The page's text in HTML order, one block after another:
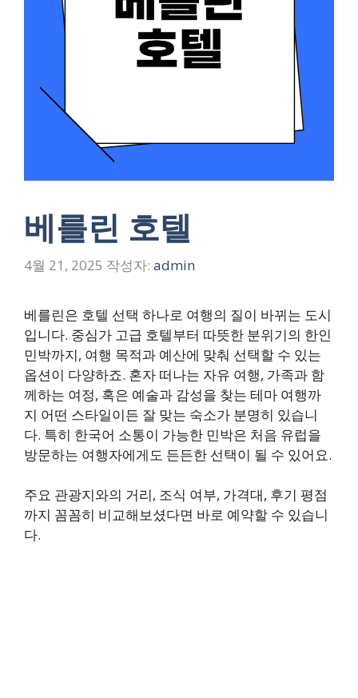
베를린 호텔
4월 21, 2025 작성자: admin
베를린은 호텔 선택 하나로 여행의 질이 바뀌는 도시
입니다. 중심가 고급 호텔부터 따뜻한 분위기의 한인
민박까지, 여행 목적과 예산에 맞춰 선택할 수 있는
옵션이 다양하죠. 혼자 떠나는 자유 여행, 가족과 함
께하는 여정, 혹은 예술과 감성을 찾는 테마 여행까
지 어떤 스타일이든 잘 맞는 숙소가 분명히 있습니
다. 특히 한국어 소통이 가능한 민박은 처음 유럽을
방문하는 여행자에게도 든든한 선택이 될 수 있어요.
주요 관광지와의 거리, 조식 여부, 가격대, 후기 평점
까지 꼼꼼히 비교해보셨다면 바로 예약할 수 있습니
다.